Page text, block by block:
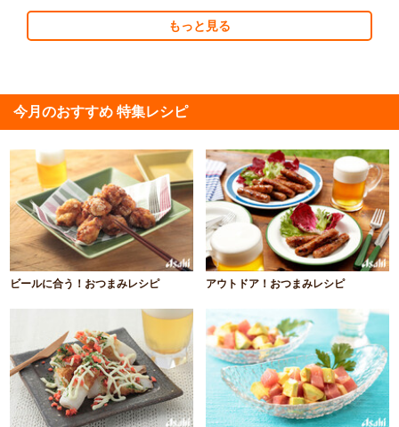
もっと見る
今月のおすすめ 特集レシピ
ビールに合う！おつまみレシピ アウトドア！おつまみレシピ